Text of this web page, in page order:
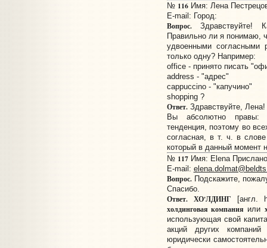
№ 116Имя: Лена
E-mail: Город:
Вопрос.Здравствуйте!
Правильно ли я понимаю,
удвоенными согласными
только одну? Например:
office - принято писать
address - "адрес"
cappuccino - "капучино"
shopping ?
Ответ.Здравствуйте, Лена!
Вы абсолютно правы:
тенденция, поэтому во
согласная, в т. ч. в
который в данный момент
№ 117Имя: Elena
E-mail:
Вопрос.Подскажите,
Спасибо.
Ответ. ХО'ЛДИНГ [англ.
холдинговая компания или
использующая свой
акций других
юридически